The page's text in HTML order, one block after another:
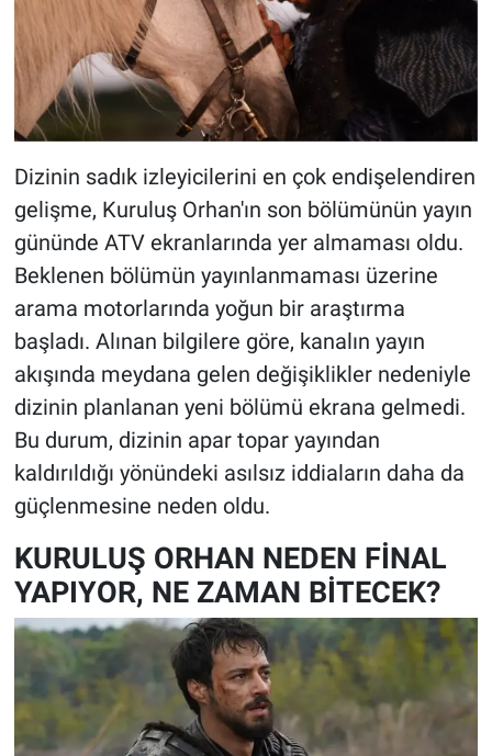
Dizinin sadık izleyicilerini en çok endişelendiren
gelişme, Kuruluş Orhan'ın son bölümünün yayın
gününde ATV ekranlarında yer almaması oldu.
Beklenen bölümün yayınlanmaması üzerine
arama motorlarında yoğun bir araştırma
başladı. Alınan bilgilere göre, kanalın yayın
akışında meydana gelen değişiklikler nedeniyle
dizinin planlanan yeni bölümü ekrana gelmedi.
Bu durum, dizinin apar topar yayından
kaldırıldığı yönündeki asılsız iddiaların daha da
güçlenmesine neden oldu.
KURULUŞ ORHAN NEDEN FİNAL
YAPIYOR, NE ZAMAN BİTECEK?